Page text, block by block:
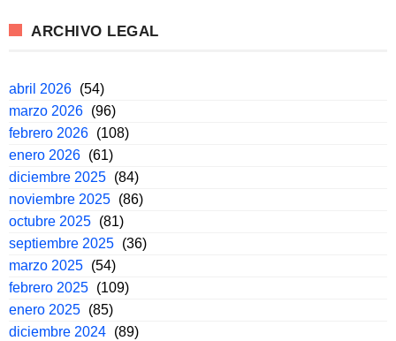
ARCHIVO LEGAL
abril 2026 (54)
marzo 2026 (96)
febrero 2026 (108)
enero 2026 (61)
diciembre 2025 (84)
noviembre 2025 (86)
octubre 2025 (81)
septiembre 2025 (36)
marzo 2025 (54)
febrero 2025 (109)
enero 2025 (85)
diciembre 2024 (89)